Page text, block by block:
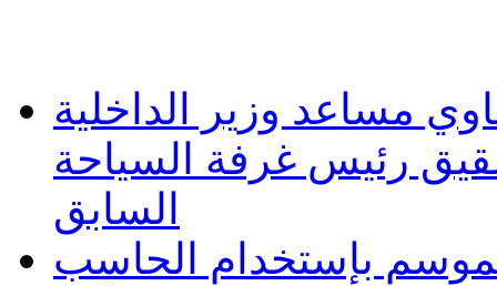
مساعد وزير الداخلية
رئيس غرفة السياحة
السابق
بإستخدام الحاسب